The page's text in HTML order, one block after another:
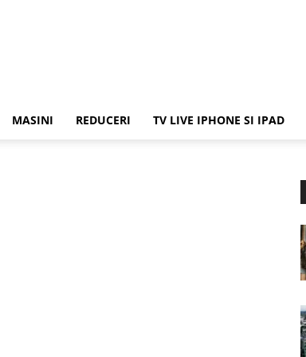
MASINI REDUCERI TV LIVE IPHONE SI IPAD